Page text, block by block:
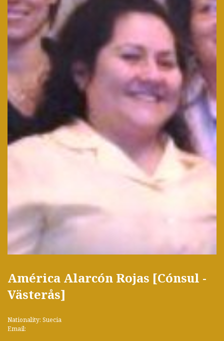
América Alarcón Rojas [Cónsul -
Västerås]
Nationality: Suecia
Email: